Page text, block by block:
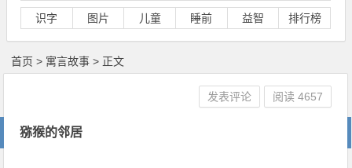
识字 图片 儿童 睡前 益智 排行榜
首页 > 寓言故事 > 正文
猕猴的邻居
发表评论 阅读4657